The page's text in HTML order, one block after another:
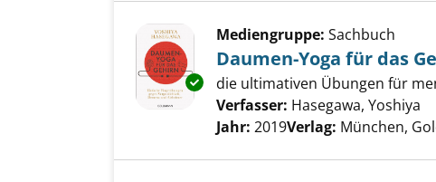
Exemplar-Details von Daumen-
Mediengruppe: Sachbuch
Daumen-Yoga für das
die ultimativen Übungen für
Verfasser: Hasegawa, Yoshiya
Jahr: 2019Verlag: München,